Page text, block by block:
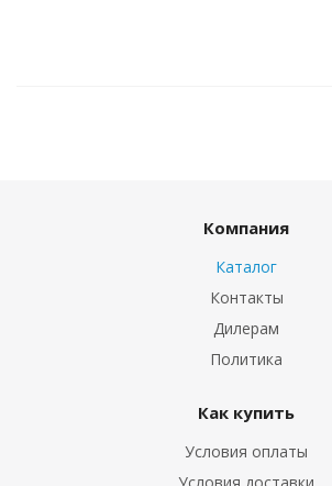
Компания
Каталог
Контакты
Дилерам
Политика
Как купить
Условия оплаты
Условия доставки